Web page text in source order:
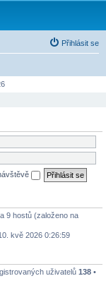
Přihlásit se
9 hostů (založeno na
kvě 2026 0:26:59
uživatelů 138 •